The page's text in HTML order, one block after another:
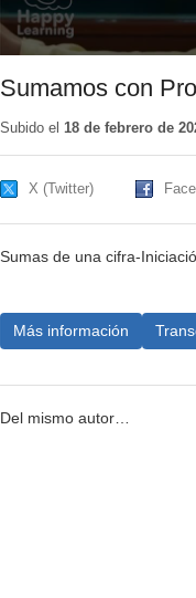
Sumamos con
Subido el 18 de febrero de
X (Twitter)
Sumas de una cifra-
Más información
Del mismo autor…